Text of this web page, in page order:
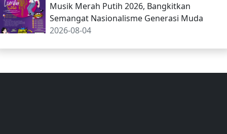
Musik Merah Putih 2026, Bangkitkan
Semangat Nasionalisme Generasi Muda
2026-08-04